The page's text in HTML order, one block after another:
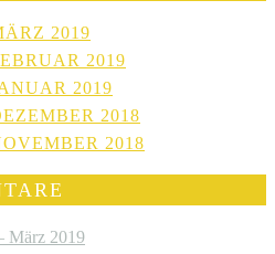
2019
2019
2019
2018
2018
März 2019